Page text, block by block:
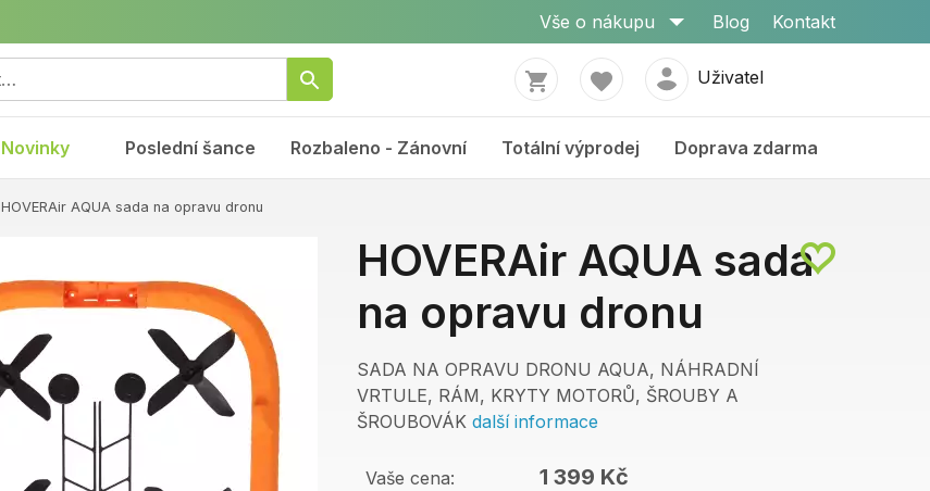
Vše o nákupu Blog Kontakt
Uživatel
Novinky Poslední šance Rozbaleno - Zánovní Totální výprodej Doprava zdarma
HOVERAir AQUA sada na opravu dronu
HOVERAir AQUA sada
na opravu dronu
SADA NA OPRAVU DRONU AQUA, NÁHRADNÍ
VRTULE, RÁM, KRYTY MOTORŮ, ŠROUBY A
ŠROUBOVÁK další informace
Vaše cena: 1 399 Kč